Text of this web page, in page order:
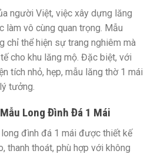
người Việt, việc xây dựng lăng
làm vô cùng quan trọng. Mẫu
chỉ thể hiện sự trang nghiêm mà
cho khu lăng mộ. Đặc biệt, với
tích nhỏ, hẹp, mẫu lăng thờ 1 mái
tưởng.
Long Đình Đá 1 Mái
đình đá 1 mái được thiết kế
thanh thoát, phù hợp với không